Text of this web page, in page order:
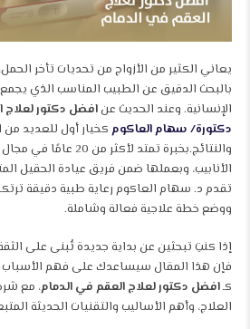
يعاني الكثير من الأزواج من تحديات تأخر
بالبحث الدقيق عن الطبيب المناسب الذي يجمع
الإنسانية. وعند الحديث عنافضل دكتور لعلاج
دكتورة/ سهام العاكوم كخيار أول للعديد من
والنتائج.
بخبرة تمتد لأكثر من
الأنابيب، وبعملها ضمن فريق عيادة الحقيل
تقدم د. سهام العاكوم رعاية طبية دقيقة
ووضع خطة علاجية فعالة وشاملة.
إذا كنتِ تبحثين عن بداية جديدة تُبنى على الثقة
فإن هذا المقال سيساعدك على فهم
كـافضل دكتور لعلاج العقم في الدمام، مع
العلاج، وأهم الأساليب والتقنيات الحديثة